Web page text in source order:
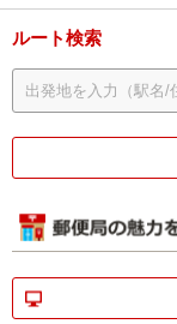
ルート検索